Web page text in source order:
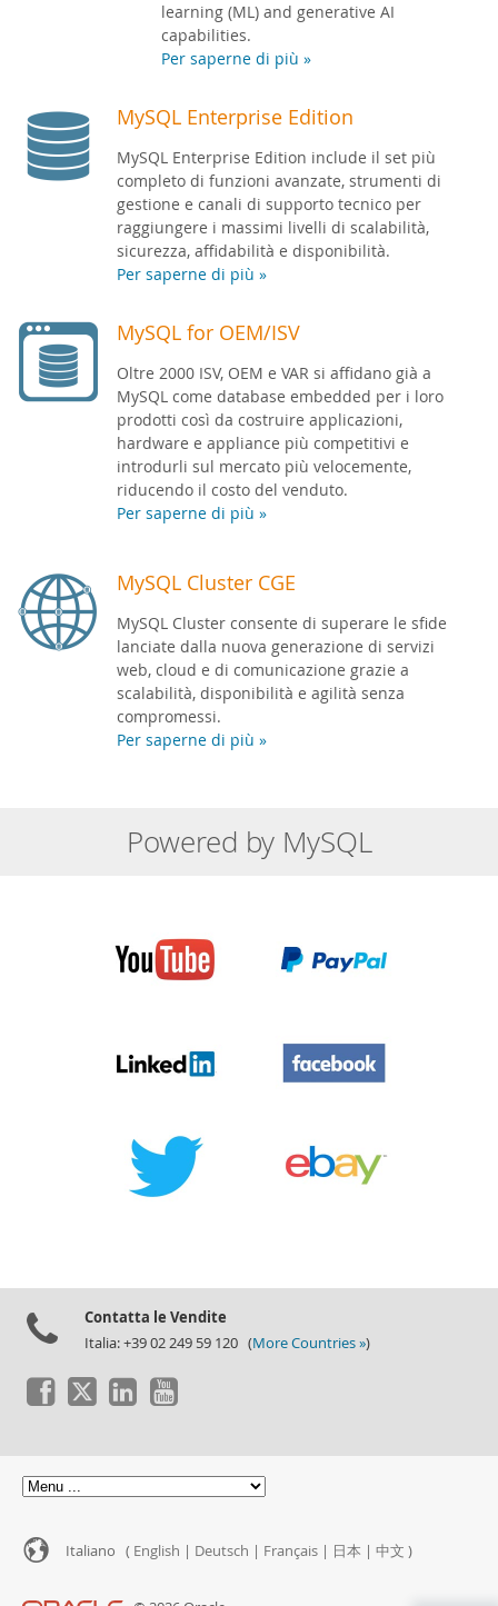
learning (ML) and generative AI
capabilities.
Per saperne di più »
MySQL Enterprise Edition
MySQL Enterprise Edition include il set più
completo di funzioni avanzate, strumenti di
gestione e canali di supporto tecnico per
raggiungere i massimi livelli di scalabilità,
sicurezza, affidabilità e disponibilità.
Per saperne di più »
MySQL for OEM/ISV
Oltre 2000 ISV, OEM e VAR si affidano già a
MySQL come database embedded per i loro
prodotti così da costruire applicazioni,
hardware e appliance più competitivi e
introdurli sul mercato più velocemente,
riducendo il costo del venduto.
Per saperne di più »
MySQL Cluster CGE
MySQL Cluster consente di superare le sfide
lanciate dalla nuova generazione di servizi
web, cloud e di comunicazione grazie a
scalabilità, disponibilità e agilità senza
compromessi.
Per saperne di più »
Powered by MySQL
Contatta le Vendite
Italia: +39 02 249 59 120 (More Countries »)
Italiano ( English | Deutsch | Français | 日本 | 中文 )